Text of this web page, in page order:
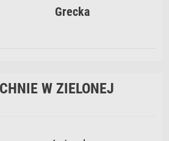
Grecka
W ZIELONEJ